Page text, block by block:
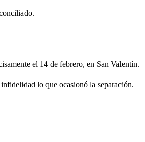
el 14 de febrero, en San Valentín.
lo que ocasionó la separación.